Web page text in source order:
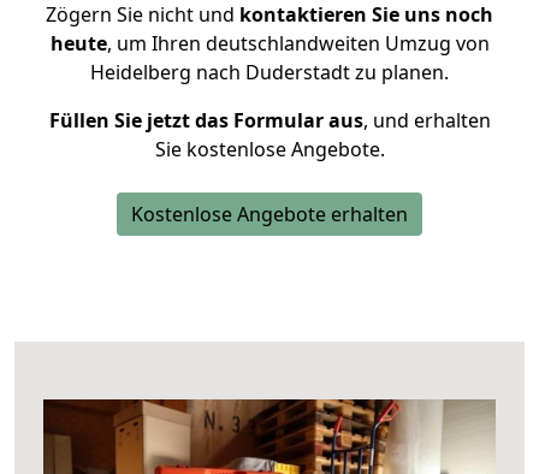
Zögern Sie nicht und kontaktieren Sie uns noch
heute, um Ihren deutschlandweiten Umzug von
Heidelberg nach Duderstadt zu planen.
Füllen Sie jetzt das Formular aus, und erhalten
Sie kostenlose Angebote.
Kostenlose Angebote erhalten